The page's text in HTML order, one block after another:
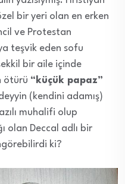
bir yeri olan en erken
ve Protestan
teşvik eden sofu
bir aile içinde
ötürü “küçük papaz”
(kendini adamış)
muhalifi olup
olan Deccal adlı bir
ki?